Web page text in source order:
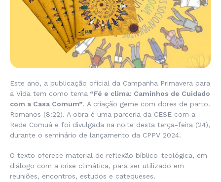
Este ano, a publicação oficial da Campanha Primavera para
a Vida tem como tema “Fé e clima: Caminhos de Cuidado
com a Casa Comum”. A criação geme com dores de parto.
Romanos (8:22). A obra é uma parceria da CESE com a
Rede Comuá e foi divulgada na noite desta terça-feira (24),
durante o seminário de lançamento da CPPV 2024.
O texto oferece material de reflexão bíblico-teológica, em
diálogo com a crise climática, para ser utilizado em
reuniões, encontros, estudos e catequeses.